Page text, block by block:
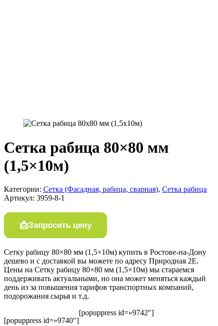
Сетка рабица 80×80 мм
(1,5×10м)
Категории: Сетка (Фасадная, рабица, сварная), Сетка рабица
Артикул: 3959-8-1
Запросить цену
Сетку рабицу 80×80 мм (1,5×10м) купить в Ростове-на-Дону
дешево и с доставкой вы можете по адресу Природная 2Е.
Цены на Сетку рабицу 80×80 мм (1,5×10м) мы стараемся
поддерживать актуальными, но она может меняться каждый
день из за повышения тарифов транспортных компаний,
подорожания сырья и т.д.
[popuppress id=»9740″]
[popuppress id=»9742″]